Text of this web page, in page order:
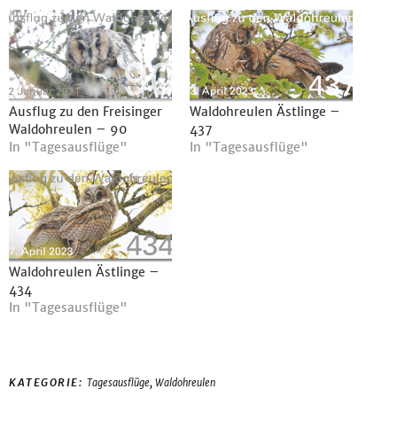
Ausflug zu den Freisinger
Waldohreulen – 90
In "Tagesausflüge"
Waldohreulen Ästlinge –
437
In "Tagesausflüge"
Waldohreulen Ästlinge –
434
In "Tagesausflüge"
KATEGORIE: Tagesausflüge, Waldohreulen